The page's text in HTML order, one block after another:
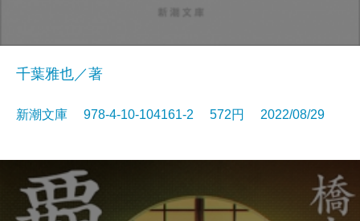
千葉雅也／著
新潮文庫 978-4-10-104161-2 572円 2022/08/29